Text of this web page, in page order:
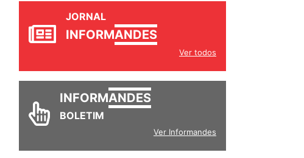
JORNAL
Ver todos
INFORM
Ver Informandes